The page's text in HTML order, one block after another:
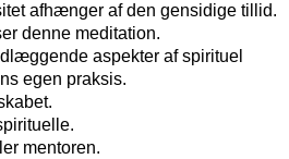
afhænger af den gensidige tillid.
denne meditation.
aspekter af spirituel
egen praksis.
mentoren.